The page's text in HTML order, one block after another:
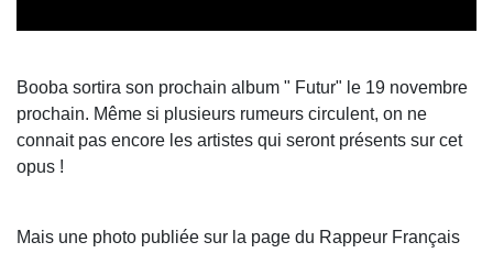
Booba sortira son prochain album " Futur" le 19 novembre
prochain. Même si plusieurs rumeurs circulent, on ne
connait pas encore les artistes qui seront présents sur cet
opus !
Mais une photo publiée sur la page du Rappeur Français